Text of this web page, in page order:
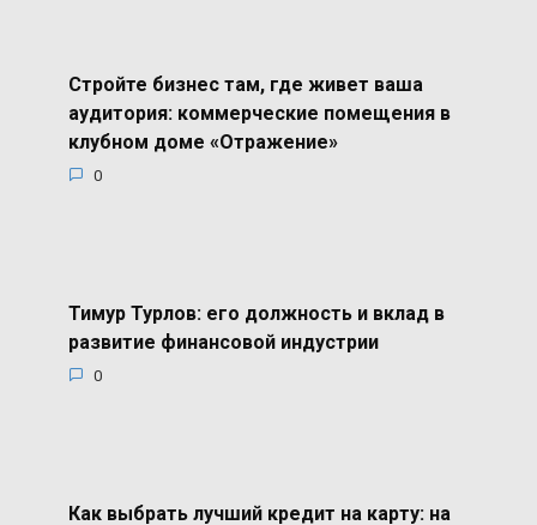
Стройте бизнес там, где живет ваша
аудитория: коммерческие помещения в
клубном доме «Отражение»
0
Тимур Турлов: его должность и вклад в
развитие финансовой индустрии
0
Как выбрать лучший кредит на карту: на